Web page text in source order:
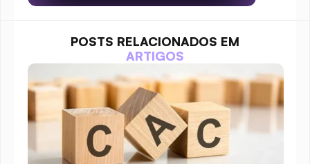
POSTS RELACIONADOS EM
ARTIGOS